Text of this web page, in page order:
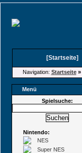
[Startseite]
Navigation: Startseite»
Menü
Spielsuche:
Nintendo:
NES
Super NES